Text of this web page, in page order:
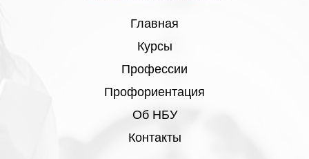
Главная
Курсы
Профессии
Профориентация
Об НБУ
Контакты